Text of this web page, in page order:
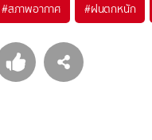
#สภาพอากาศ #ฝนตกหนัก